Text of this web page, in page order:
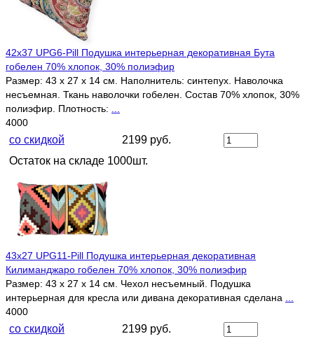
42х37 UPG6-Pill Подушка интерьерная декоративная Бута
гобелен 70% хлопок, 30% полиэфир
Размер: 43 х 27 х 14 см. Наполнитель: синтепух. Наволочка
несъемная. Ткань наволочки гобелен. Состав 70% хлопок, 30%
полиэфир. Плотность:
4000
со скидкой
2199 руб.
Остаток на складе 1000шт.
43х27 UPG11-Pill Подушка интерьерная декоративная
Килиманджаро гобелен 70% хлопок, 30% полиэфир
Размер: 43 х 27 х 14 см. Чехол несъемный. Подушка
интерьерная для кресла или дивана декоративная сделана
4000
со скидкой
2199 руб.